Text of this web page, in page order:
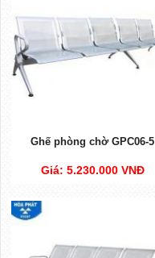
Ghế phòng chờ GPC06-5
Giá: 5.230.000 VNĐ